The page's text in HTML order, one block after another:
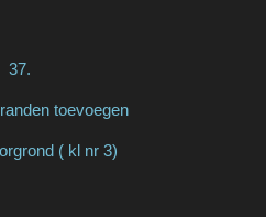
37.
toevoegen
( kl nr 3)